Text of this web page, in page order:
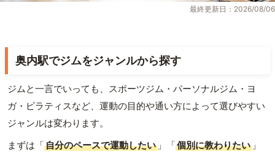
最終更新日：2026/08/06
奥内駅でジムをジャンルから探す
ジムと一言でいっても、スポーツジム・パーソナルジム・ヨ
ガ・ピラティスなど、運動の目的や通い方によって選びやすい
ジャンルは変わります。
まずは「自分のペースで運動したい 」「個別に教わりたい 」